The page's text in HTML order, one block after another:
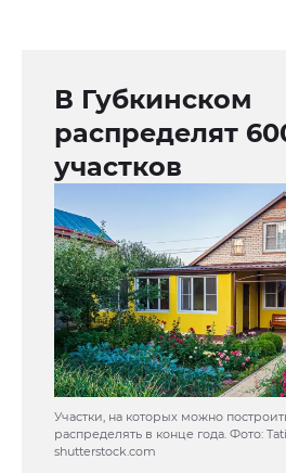
В Губкинском
распределят
участков
Участки, на которых можно
распределять в конце года. Фото:
shutterstock.com